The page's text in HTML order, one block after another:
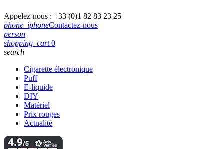
Appelez-nous : +33 (0)1 82 83 23 25
phone_iphoneContactez-nous
person
shopping_cart 0
search
Cigarette électronique
Puff
E-liquide
DIY
Matériel
Prix rouges
Actualité